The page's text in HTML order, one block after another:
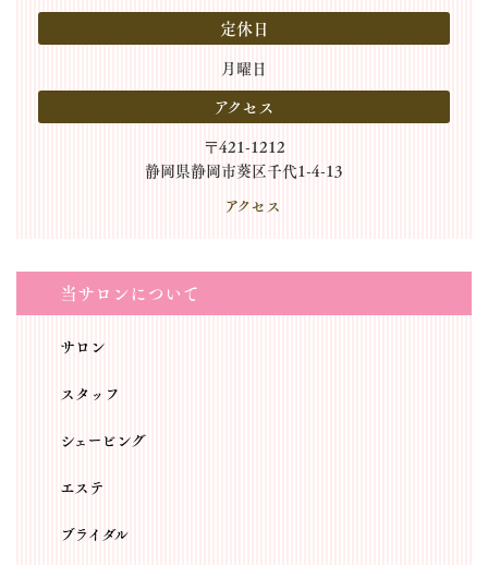
定休日
月曜日
アクセス
〒421-1212
静岡県静岡市葵区千代1-4-13
アクセス
当サロンについて
サロン
スタッフ
シェービング
エステ
ブライダル